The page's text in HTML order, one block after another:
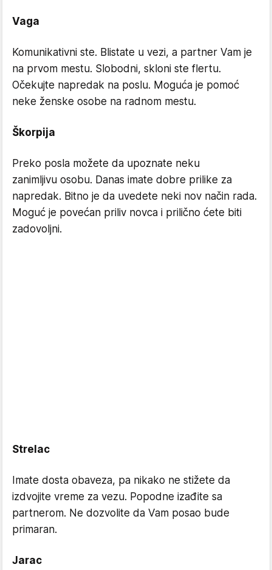
Vaga
Komunikativni ste. Blistate u vezi, a partner Vam je
na prvom mestu. Slobodni, skloni ste flertu.
Očekujte napredak na poslu. Moguća je pomoć
neke ženske osobe na radnom mestu.
Škorpija
Preko posla možete da upoznate neku
zanimljivu osobu. Danas imate dobre prilike za
napredak. Bitno je da uvedete neki nov način rada.
Moguć je povećan priliv novca i prilično ćete biti
zadovoljni.
Strelac
Imate dosta obaveza, pa nikako ne stižete da
izdvojite vreme za vezu. Popodne izađite sa
partnerom. Ne dozvolite da Vam posao bude
primaran.
Jarac